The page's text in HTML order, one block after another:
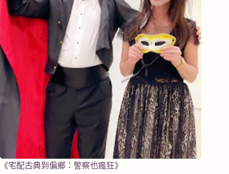
《宅配古典到偏鄉：警察也瘋狂》